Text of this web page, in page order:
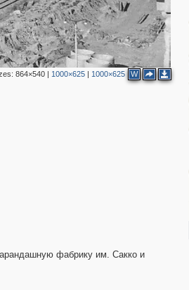
864×540| 1000×625| 1000×625 W
фабрику им. Сакко и